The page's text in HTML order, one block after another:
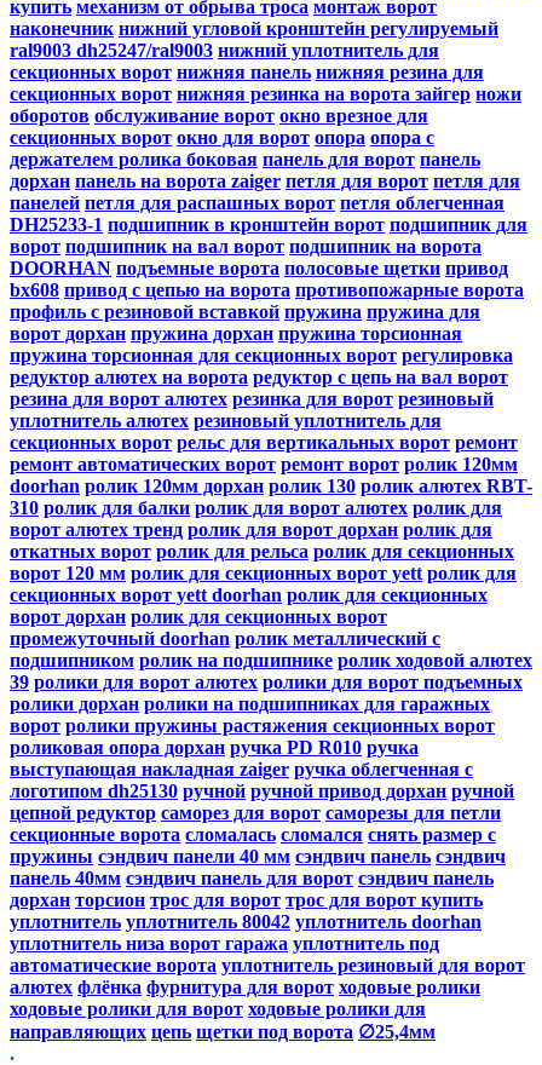
купить механизм от обрыва троса монтаж ворот
наконечник нижний угловой кронштейн регулируемый
ral9003 dh25247/ral9003 нижний уплотнитель для
секционных ворот нижняя панель нижняя резина для
секционных ворот нижняя резинка на ворота зайгер ножи
оборотов обслуживание ворот окно врезное для
секционных ворот окно для ворот опора опора с
держателем ролика боковая панель для ворот панель
дорхан панель на ворота zaiger петля для ворот петля для
панелей петля для распашных ворот петля облегченная
DH25233-1 подшипник в кронштейн ворот подшипник для
ворот подшипник на вал ворот подшипник на ворота
DOORHAN подъемные ворота полосовые щетки привод
bx608 привод с цепью на ворота противопожарные ворота
профиль с резиновой вставкой пружина пружина для
ворот дорхан пружина дорхан пружина торсионная
пружина торсионная для секционных ворот регулировка
редуктор алютех на ворота редуктор с цепь на вал ворот
резина для ворот алютех резинка для ворот резиновый
уплотнитель алютех резиновый уплотнитель для
секционных ворот рельс для вертикальных ворот ремонт
ремонт автоматических ворот ремонт ворот ролик 120мм
doorhan ролик 120мм дорхан ролик 130 ролик алютех RBT-
310 ролик для балки ролик для ворот алютех ролик для
ворот алютех тренд ролик для ворот дорхан ролик для
откатных ворот ролик для рельса ролик для секционных
ворот 120 мм ролик для секционных ворот yett ролик для
секционных ворот yett doorhan ролик для секционных
ворот дорхан ролик для секционных ворот
промежуточный doorhan ролик металлический с
подшипником ролик на подшипнике ролик ходовой алютех
39 ролики для ворот алютех ролики для ворот подъемных
ролики дорхан ролики на подшипниках для гаражных
ворот ролики пружины растяжения секционных ворот
роликовая опора дорхан ручка PD R010 ручка
выступающая накладная zaiger ручка облегченная с
логотипом dh25130 ручной ручной привод дорхан ручной
цепной редуктор саморез для ворот саморезы для петли
секционные ворота сломалась сломался снять размер с
пружины сэндвич панели 40 мм сэндвич панель сэндвич
панель 40мм сэндвич панель для ворот сэндвич панель
дорхан торсион трос для ворот трос для ворот купить
уплотнитель уплотнитель 80042 уплотнитель doorhan
уплотнитель низа ворот гаража уплотнитель под
автоматические ворота уплотнитель резиновый для ворот
алютех флёнка фурнитура для ворот ходовые ролики
ходовые ролики для ворот ходовые ролики для
направляющих цепь щетки под ворота ∅25,4мм​​
.